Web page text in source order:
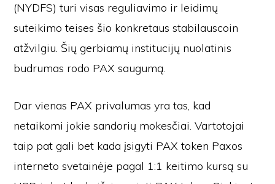
(NYDFS) turi visas reguliavimo ir leidimų
suteikimo teises šio konkretaus stabilauscoin
atžvilgiu. Šių gerbiamų institucijų nuolatinis
budrumas rodo PAX saugumą.
Dar vienas PAX privalumas yra tas, kad
netaikomi jokie sandorių mokesčiai. Vartotojai
taip pat gali bet kada įsigyti PAX token Paxos
interneto svetainėje pagal 1:1 keitimo kursą su